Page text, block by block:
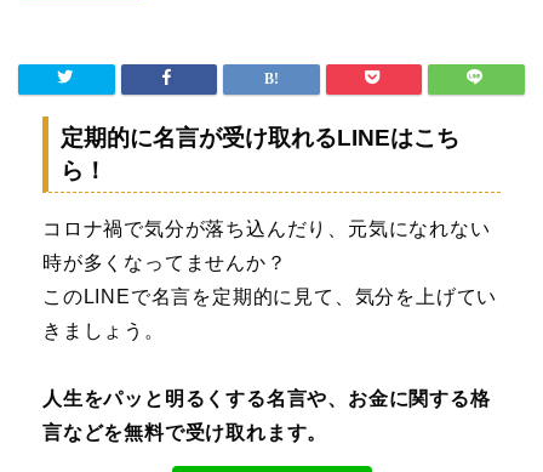
定期的に名言が受け取れるLINEはこち
ら！
コロナ禍で気分が落ち込んだり、元気になれない
時が多くなってませんか？
このLINEで名言を定期的に見て、気分を上げてい
きましょう。
人生をパッと明るくする名言や、お金に関する格
言などを無料で受け取れます。